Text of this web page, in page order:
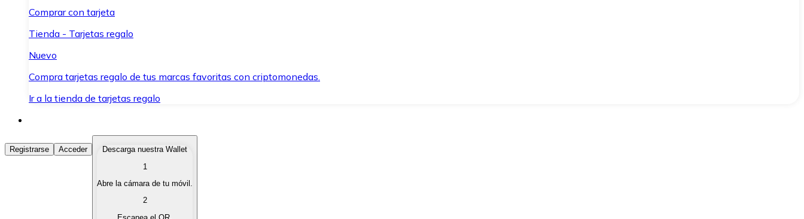
Comprar con tarjeta
Tienda - Tarjetas regalo
Nuevo
Compra tarjetas regalo de tus marcas favoritas con criptomonedas.
Ir a la tienda de tarjetas regalo
Comprar Criptomonedas
Compra criptomonedas con diferentes métodos de pago.
Vende tus criptomonedas de forma rápida y segura.
Registrarse Acceder
Descarga nuestra Wallet
1
Abre la cámara de tu móvil.
2